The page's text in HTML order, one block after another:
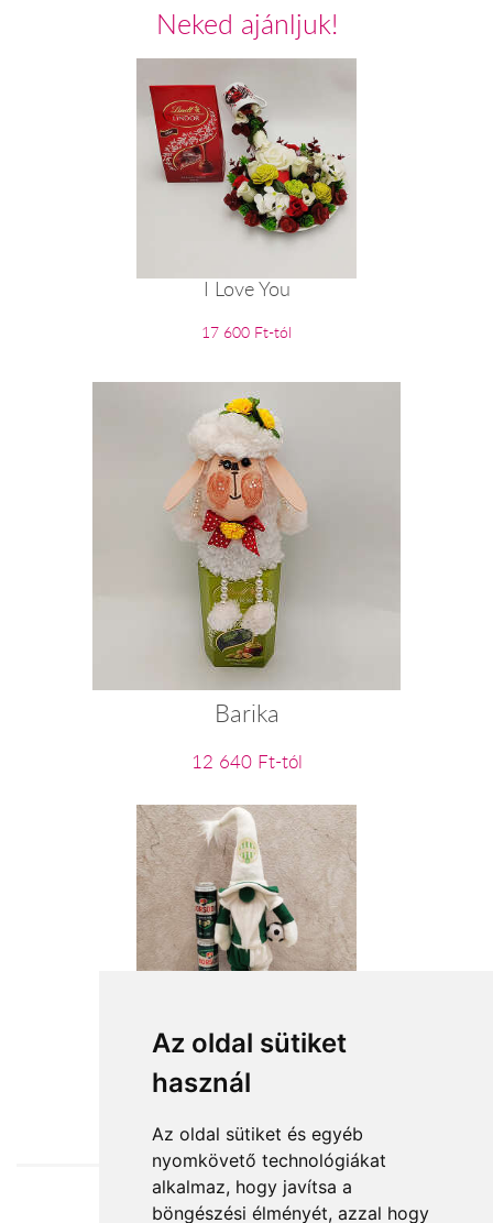
Az oldal sütiket
használ
Az oldal sütiket és egyéb
nyomkövető technológiákat
alkalmaz, hogy javítsa a
böngészési élményét, azzal hogy
Neked ajánljuk!
I Love You
17 600 Ft-tól
Barika
12 640 Ft-tól
Hajrá Fradi
18 800 Ft-tól